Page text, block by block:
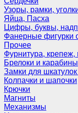
Узоры, рамки,
Яйца, Пасха
Цифры, буквы,
Фанерные фигурки
Прочее
Фурнитура,
Брелоки и карабины
Замки для
Колпачки и шапочки
Крючки
Магниты
Механизмы